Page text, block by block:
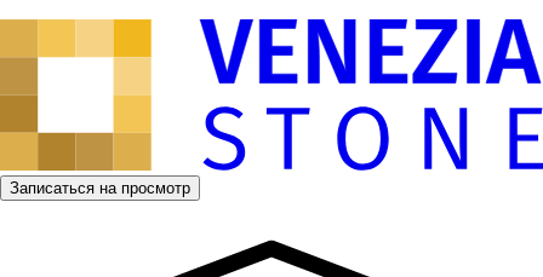
Записаться на просмотр